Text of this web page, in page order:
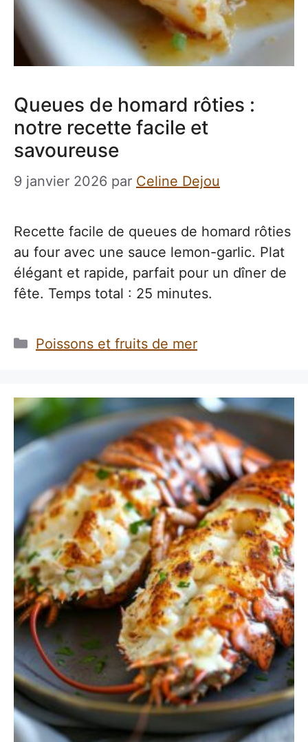
Queues de homard rôties :
notre recette facile et
savoureuse
9 janvier 2026 par Celine Dejou
Recette facile de queues de homard rôties
au four avec une sauce lemon-garlic. Plat
élégant et rapide, parfait pour un dîner de
fête. Temps total : 25 minutes.
Catégories
Poissons et fruits de mer